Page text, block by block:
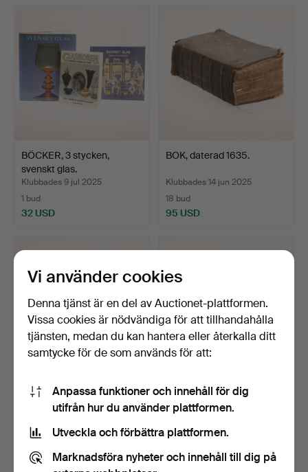
BÖCKER, 3 stycken,
svenskt glas.
Klubbades 9 jul 2025
1 bud
32 USD
BOK, daterad 1635.
Klubbades 14 jun 2025
18 bud
95 USD
BIBEL, Karl X Gustav,
Stockholm 1646.
Klubbades 14 jun 2025
40 bud
LATINSKT-SVENSKT
LEXICON, 2 volymer,
Boktr…
Klubbades 14 jun 2025
3 bud
Vi använder cookies
Denna tjänst är en del av Auctionet-plattformen.
Vissa cookies är nödvändiga för att tillhandahålla
tjänsten, medan du kan hantera eller återkalla ditt
samtycke för de som används för att:
Anpassa funktioner och innehåll för dig
utifrån hur du använder plattformen.
Utveckla och förbättra plattformen.
Marknadsföra nyheter och innehåll till dig på